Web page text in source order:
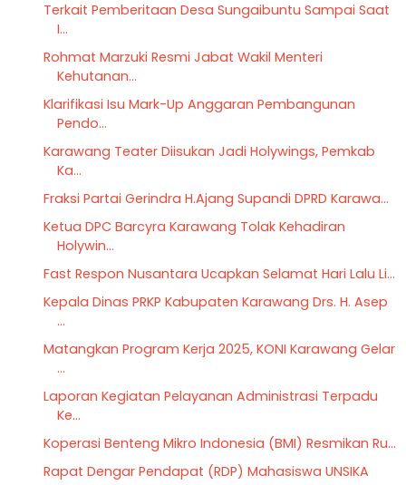
Terkait Pemberitaan Desa Sungaibuntu Sampai Saat
I...
Rohmat Marzuki Resmi Jabat Wakil Menteri
Kehutanan...
Klarifikasi Isu Mark-Up Anggaran Pembangunan
Pendo...
Karawang Teater Diisukan Jadi Holywings, Pemkab
Ka...
Fraksi Partai Gerindra H.Ajang Supandi DPRD Karawa...
Ketua DPC Barcyra Karawang Tolak Kehadiran
Holywin...
Fast Respon Nusantara Ucapkan Selamat Hari Lalu Li...
Kepala Dinas PRKP Kabupaten Karawang Drs. H. Asep
...
Matangkan Program Kerja 2025, KONI Karawang Gelar
...
Laporan Kegiatan Pelayanan Administrasi Terpadu
Ke...
Koperasi Benteng Mikro Indonesia (BMI) Resmikan Ru...
Rapat Dengar Pendapat (RDP) Mahasiswa UNSIKA